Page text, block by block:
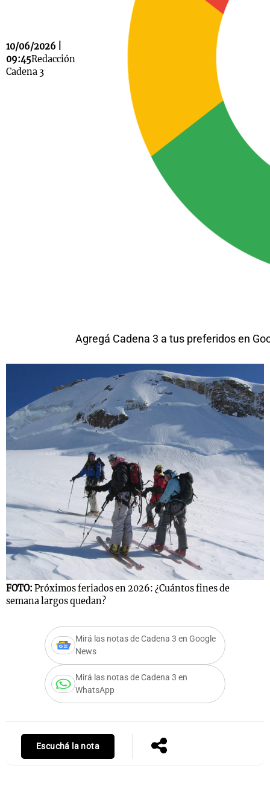
10/06/2026 |
09:45Redacción
Cadena 3
Agregá Cadena 3 a tus preferidos en
FOTO: Próximos feriados en 2026: ¿Cuántos fines de
semana largos quedan?
Mirá las notas de Cadena 3 en Google
News
Mirá las notas de Cadena 3 en
WhatsApp
Escuchá la nota
Mundial 2026
La Sole en
Cadena 3